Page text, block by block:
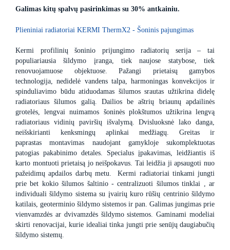
Galimas kitų spalvų pasirinkimas su 30% antkainiu.
Plieniniai radiatoriai KERMI ThermX2 - Šoninis pajungimas
Kermi profilinių šoninio prijungimo radiatorių serija – tai
populiariausia šildymo įranga, tiek naujose statybose, tiek
renovuojamuose objektuose. Pažangi prietaisų gamybos
technologija, nedidelė vandens talpa, harmoningas konvekcijos ir
spinduliavimo būdu atiduodamas šilumos srautas užtikrina didelę
radiatoriaus šilumos galią. Dailios be aštrių briaunų apdailinės
grotelės, lengvai nuimamos šoninės plokštumos užtikrina lengvą
radiatoriaus vidinių paviršių išvalymą. Dvisluoksnė lako danga,
neišskirianti kenksmingų aplinkai medžiagų. Greitas ir
paprastas montavimas naudojant gamykloje sukomplektuotas
patogias pakabinimo detales. Specialus įpakavimas, leidžiantis iš
karto montuoti prietaisą jo neišpokavus. Tai leidžia ji apsaugoti nuo
pažeidimų apdailos darbų metu. Kermi radiatoriai tinkami jungti
prie bet kokio šilumos šaltinio - centralizuoti šilumos tinklai , ar
individuali šildymo sistema su įvairių kuro rūšių centrinio šildymo
katilais, geoterminio šildymo sistemos ir pan. Galimas jungimas prie
vienvamzdės ar dvivamzdės šildymo sistemos. Gaminami modeliai
skirti renovacijai, kurie idealiai tinka jungti prie senūjų daugiabučių
šildymo sistemų.